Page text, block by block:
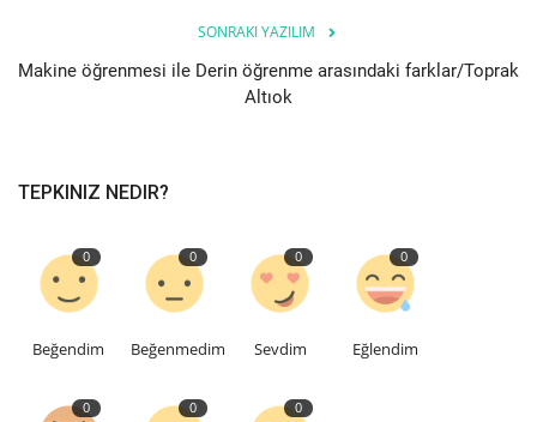
SONRAKI YAZILIM
Makine öğrenmesi ile Derin öğrenme arasındaki farklar/Toprak
Altıok
TEPKINIZ NEDIR?
0
Beğendim
0
Beğenmedim
0
Sevdim
0
Eğlendim
0 0 0